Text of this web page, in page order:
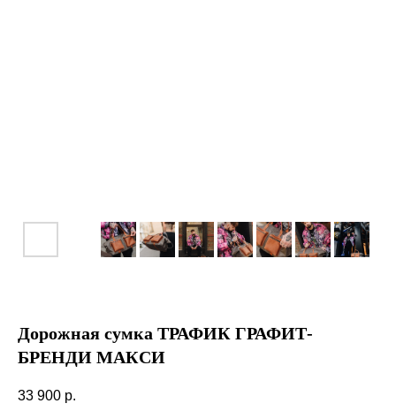
Дорожная сумка ТРАФИК ГРАФИТ-
БРЕНДИ МАКСИ
33 900 р.